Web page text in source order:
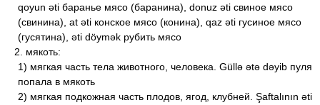
qoyun əti баранье мясо (баранина), donuz əti свиное мясо
(свинина), at əti конское мясо (конина), qaz əti гусиное мясо
(гусятина), əti döymək рубить мясо
2. мякоть:
1) мягкая часть тела животного, человека. Güllə ətə dəyib пуля
попала в мякоть
2) мягкая подкожная часть плодов, ягод, клубней. Şaftalının əti